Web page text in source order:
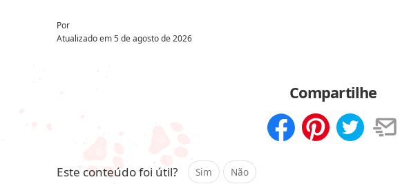
Por
Atualizado em5 de agosto de 2026
Compartilhe
Este conteúdo foi útil? Sim Não